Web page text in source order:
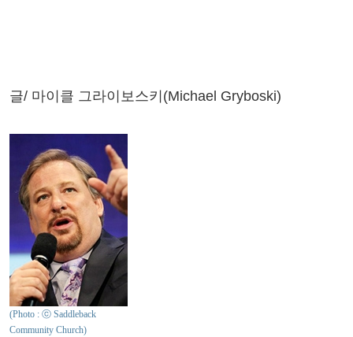
글/ 마이클 그라이보스키(Michael Gryboski)
(Photo : ⓒ Saddleback
Community Church)